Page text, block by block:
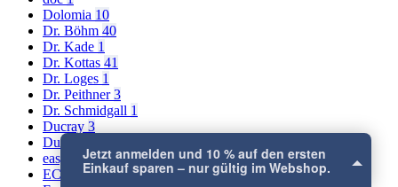
Jetzt anmelden und 10 % auf den ersten
Einkauf sparen – nur gültig im Webshop.
Dolomia 10
Dr. Böhm 40
Dr. Kade 1
Dr. Kottas 41
Dr. Loges 1
Dr. Peithner3
Dr. Schmidgall 1
Ducray 3
Dulcolax
easypharm5
ECA-Medical1